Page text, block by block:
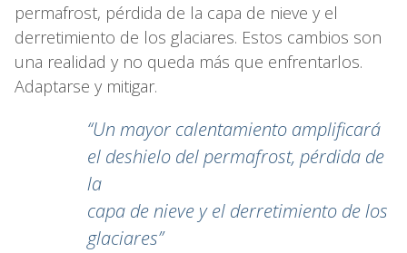
permafrost, pérdida de la capa de nieve y el
derretimiento de los glaciares. Estos cambios son
una realidad y no queda más que enfrentarlos.
Adaptarse y mitigar.
“Un mayor calentamiento amplificará
el deshielo del permafrost, pérdida de
la
capa de nieve y el derretimiento de los
glaciares”